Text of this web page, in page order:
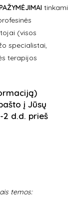
tinkami
(visos
specialistai,
terapijos
į Jūsų
d.d. prieš
temos: